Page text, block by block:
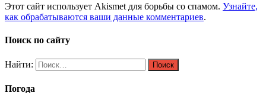
Этот сайт использует Akismet для борьбы со спамом. Узнайте,
как обрабатываются ваши данные комментариев.
Поиск по сайту
Найти:
Погода